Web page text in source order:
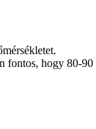
fontos, hogy 80-